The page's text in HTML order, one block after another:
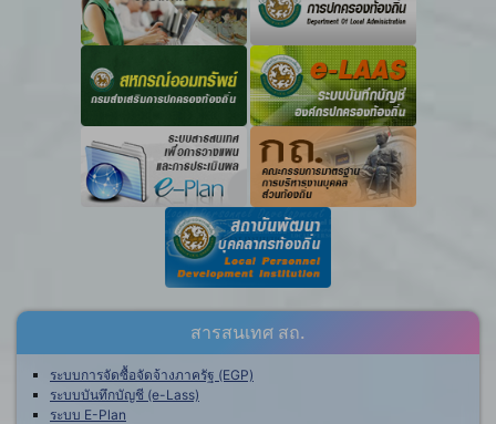
สารสนเทศ สถ.
ระบบการจัดซื้อจัดจ้างภาครัฐ (EGP)
ระบบบันทึกบัญชี (e-Lass)
ระบบ E-Plan